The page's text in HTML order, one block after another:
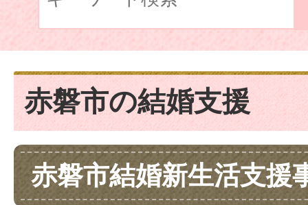
赤磐市の結婚支援
赤磐市結婚新生活支援